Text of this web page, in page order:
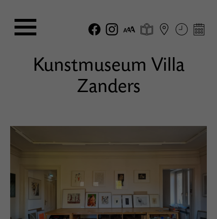
Kunstmuseum Villa
Zanders